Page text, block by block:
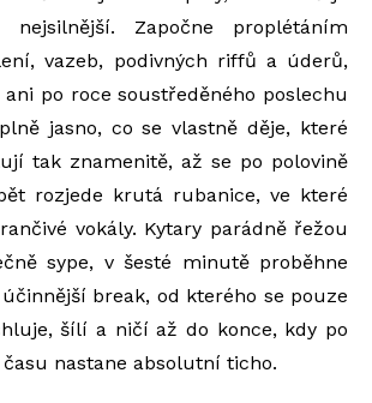
Započne proplétáním
vazeb, podivných riffů a úderů,
po roce soustředěného poslechu
jasno, co se vlastně děje, které
tak znamenitě, až se po polovině
rozjede krutá rubanice, ve které
vokály. Kytary parádně řežou
sype, v šesté minutě proběhne
break, od kterého se pouze
šílí a ničí až do konce, kdy po
nastane absolutní ticho.